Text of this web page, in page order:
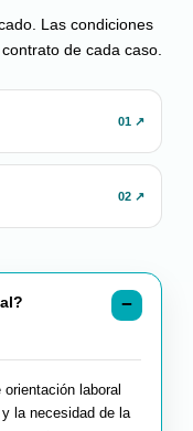
Las condiciones
de cada caso.
01 ↗
02 ↗
laboral
la necesidad de la